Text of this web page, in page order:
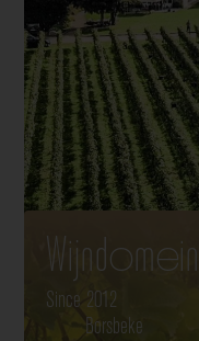
Since 2012
Borsbeke